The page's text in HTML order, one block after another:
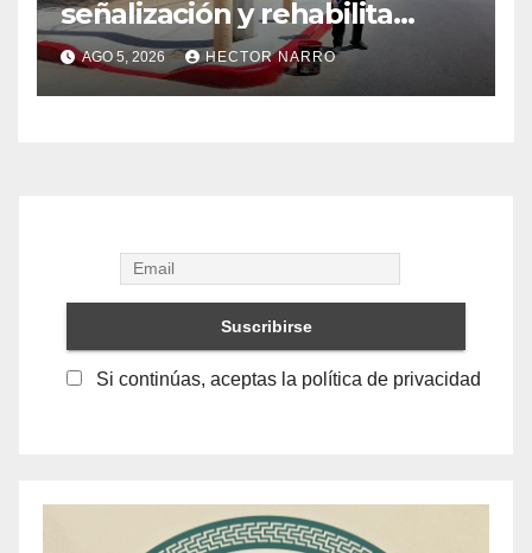
señalización y rehabilita
cruces peatonales en Los
Cabos
AGO 5, 2026 HECTOR NARRO
Si continúas, aceptas la política de privacidad